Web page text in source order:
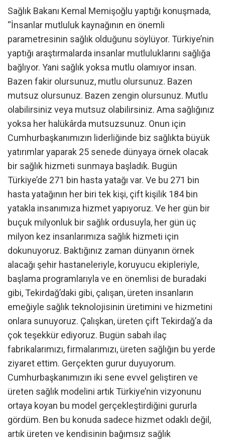
Sağlık Bakanı Kemal Memişoğlu yaptığı konuşmada,
“İnsanlar mutluluk kaynağının en önemli
parametresinin sağlık olduğunu söylüyor. Türkiye’nin
yaptığı araştırmalarda insanlar mutluluklarını sağlığa
bağlıyor. Yani sağlık yoksa mutlu olamıyor insan.
Bazen fakir olursunuz, mutlu olursunuz. Bazen
mutsuz olursunuz. Bazen zengin olursunuz. Mutlu
olabilirsiniz veya mutsuz olabilirsiniz. Ama sağlığınız
yoksa her halükârda mutsuzsunuz. Onun için
Cumhurbaşkanımızın liderliğinde biz sağlıkta büyük
yatırımlar yaparak 25 senede dünyaya örnek olacak
bir sağlık hizmeti sunmaya başladık. Bugün
Türkiye’de 271 bin hasta yatağı var. Ve bu 271 bin
hasta yatağının her biri tek kişi, çift kişilik 184 bin
yatakla insanımıza hizmet yapıyoruz. Ve her gün bir
buçuk milyonluk bir sağlık ordusuyla, her gün üç
milyon kez insanlarımıza sağlık hizmeti için
dokunuyoruz. Baktığınız zaman dünyanın örnek
alacağı şehir hastaneleriyle, koruyucu ekipleriyle,
başlama programlarıyla ve en önemlisi de buradaki
gibi, Tekirdağ’daki gibi, çalışan, üreten insanların
emeğiyle sağlık teknolojisinin üretimini ve hizmetini
onlara sunuyoruz. Çalışkan, üreten çift Tekirdağ’a da
çok teşekkür ediyoruz. Bugün sabah ilaç
fabrikalarımızı, firmalarımızı, üreten sağlığın bu yerde
ziyaret ettim. Gerçekten gurur duyuyorum.
Cumhurbaşkanımızın iki sene evvel geliştiren ve
üreten sağlık modelini artık Türkiye’nin vizyonunu
ortaya koyan bu model gerçekleştirdiğini gururla
gördüm. Ben bu konuda sadece hizmet odaklı değil,
artık üreten ve kendisinin bağımsız sağlık